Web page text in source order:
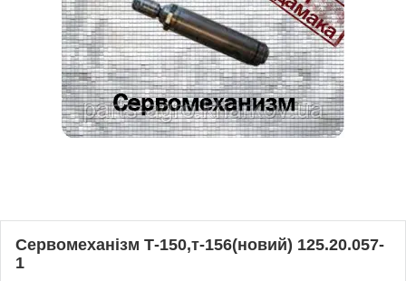
Сервомеханізм Т-150,т-156(новий) 125.20.057-
1